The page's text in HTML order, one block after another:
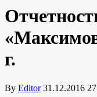
г.
By Editor 31.12.2016